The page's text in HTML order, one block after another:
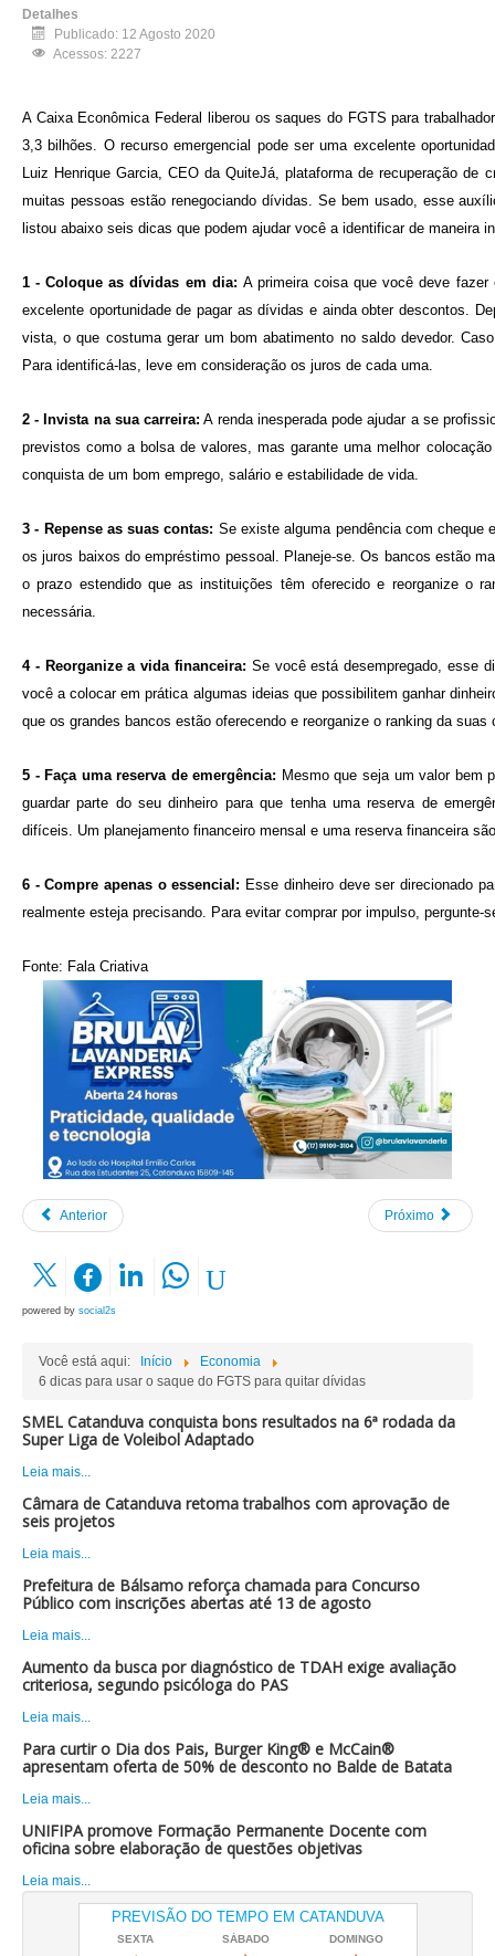
Detalhes
Publicado: 12 Agosto 2020
Acessos: 2227
A Caixa Econômica Federal liberou os saques do FGTS para
3,3 bilhões. O recurso emergencial pode ser uma excelente
Luiz Henrique Garcia, CEO da QuiteJá, plataforma de recuperação
muitas pessoas estão renegociando dívidas. Se bem usado, esse
listou abaixo seis dicas que podem ajudar você a identificar de maneira
1 - Coloque as dívidas em dia: A primeira coisa que você deve
excelente oportunidade de pagar as dívidas e ainda obter descontos.
vista, o que costuma gerar um bom abatimento no saldo devedor.
Para identificá-las, leve em consideração os juros de cada uma.
2 - Invista na sua carreira: A renda inesperada pode ajudar a se
previstos como a bolsa de valores, mas garante uma melhor
conquista de um bom emprego, salário e estabilidade de vida.
3 - Repense as suas contas: Se existe alguma pendência com cheque
os juros baixos do empréstimo pessoal. Planeje-se. Os bancos estão
o prazo estendido que as instituições têm oferecido e reorganize o
necessária.
4 - Reorganize a vida financeira: Se você está desempregado, esse
você a colocar em prática algumas ideias que possibilitem ganhar
que os grandes bancos estão oferecendo e reorganize o ranking da
5 - Faça uma reserva de emergência: Mesmo que seja um valor bem
guardar parte do seu dinheiro para que tenha uma reserva de
difíceis. Um planejamento financeiro mensal e uma reserva financeira
6 - Compre apenas o essencial: Esse dinheiro deve ser direcionado
realmente esteja precisando. Para evitar comprar por impulso,
Fonte: Fala Criativa
Anterior Próximo
powered by social2s
Você está aqui: Início
Economia
6 dicas para usar o saque do FGTS para quitar dívidas
SMEL Catanduva conquista bons resultados na 6ª rodada da
Super Liga de Voleibol Adaptado
Leia mais...
Câmara de Catanduva retoma trabalhos com aprovação de
seis projetos
Leia mais...
Prefeitura de Bálsamo reforça chamada para Concurso
Público com inscrições abertas até 13 de agosto
Leia mais...
Aumento da busca por diagnóstico de TDAH exige avaliação
criteriosa, segundo psicóloga do PAS
Leia mais...
Para curtir o Dia dos Pais, Burger King® e McCain®
apresentam oferta de 50% de desconto no Balde de Batata
Leia mais...
UNIFIPA promove Formação Permanente Docente com
oficina sobre elaboração de questões objetivas
Leia mais...